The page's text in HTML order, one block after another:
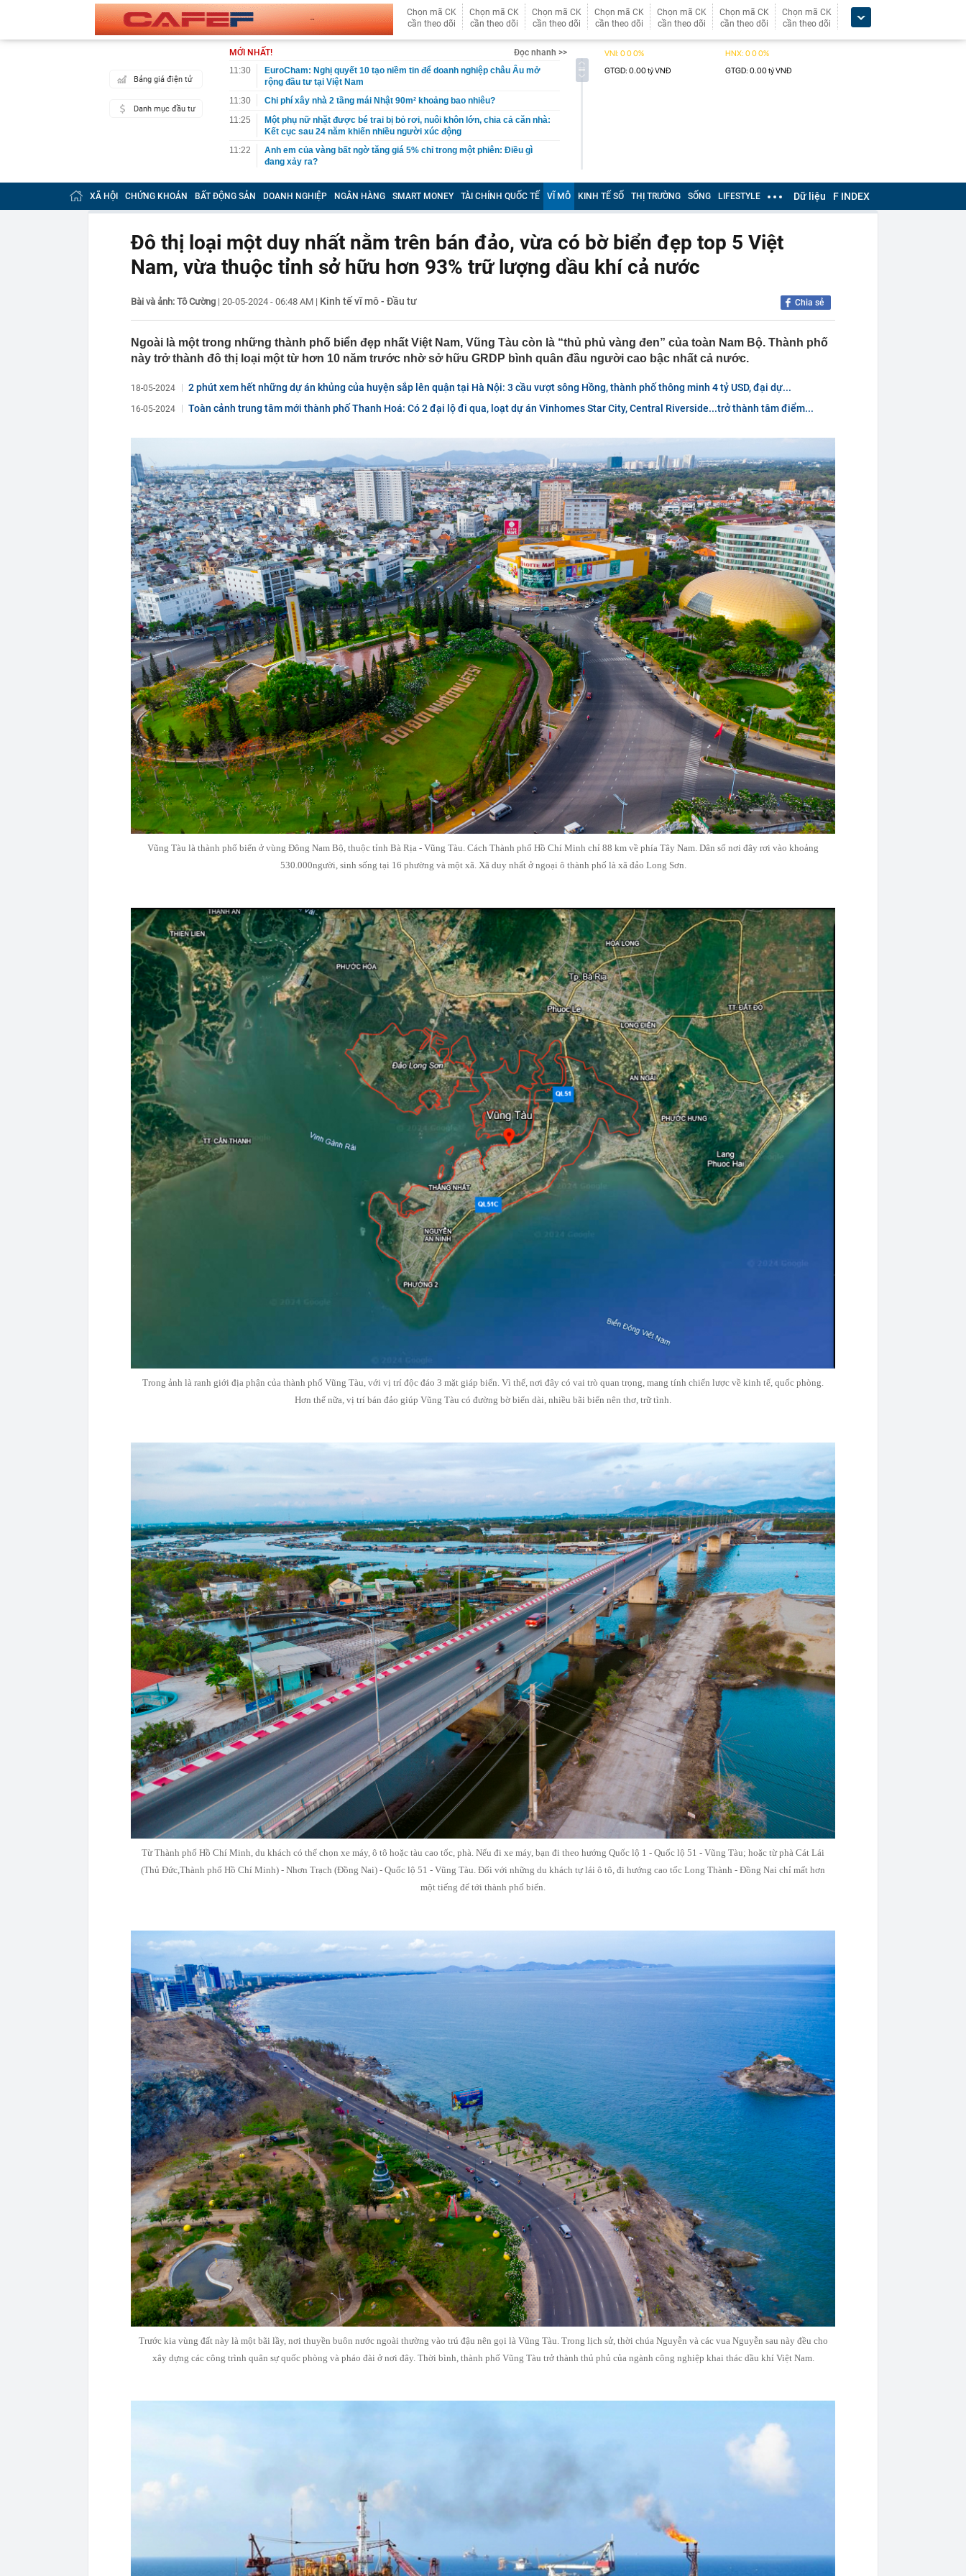
Chọn mã CK
cần theo dõi
Chọn mã CK
cần theo dõi
Chọn mã CK
cần theo dõi
Chọn mã CK
cần theo dõi
Chọn mã CK
cần theo dõi
Chọn mã CK
cần theo dõi
Chọn mã CK
cần theo dõi
Bảng giá điện tử
Danh mục đầu tư
MỚI NHẤT!
Đọc nhanh >>
11:30
EuroCham: Nghị quyết 10 tạo niềm tin để doanh nghiệp châu Âu mở
rộng đầu tư tại Việt Nam
11:30
Chi phí xây nhà 2 tầng mái Nhật 90m² khoảng bao nhiêu?
11:25
Một phụ nữ nhặt được bé trai bị bỏ rơi, nuôi khôn lớn, chia cả căn nhà:
Kết cục sau 24 năm khiến nhiều người xúc động
11:22
Anh em của vàng bất ngờ tăng giá 5% chỉ trong một phiên: Điều gì
đang xảy ra?
11:22
Đề xuất phương án NGHỈ TẾT NGUYÊN ĐÁN ĐINH MÙI, NGHỈ LỄ
QUỐC KHÁNH 2027
11:21
Phong tỏa khu vực, thu giữ 266 hiện vật vàng trị giá hơn 26 tỷ đồng do
11:18
Lý do Suneo không thể thay thế trong Doraemon
11:16
Bamboo Capital bị huỷ tư cách công ty đại chúng
CEO DeepMind từ chức, 'công thần' lâu năm rời tập đoàn thành lập
mua, đến người bán còn ngại ăn
11:11
Tịch thu gần 700 tỷ đồng tiền mặt cùng 74 kg vàng thỏi tại một căn nhà
11:08
Tổng thống Nga Putin bất ngờ cải tổ hàng ngũ chỉ huy quân đội
11:07
Trình Quốc hội xem xét thành lập thành phố Quảng Ninh và thành phố
11:03
Ngày 7 tháng 8 là mùa thu, hãy nhớ ăn 2 món từ "2 loại rau vàng", nếu
11:02
PNJ triệu tập đại hội đồng cổ đông bất thường
11:00
Chính phủ đề xuất hơn 288 nghìn tỷ làm đường Vành đai 5 - Vùng Thủ
đô qua 7 địa phương
11:00
7 câu hỏi nên tự trả lời trước khi mua vàng
11:00
Thống nhất làm đường hầm Tam Đảo gần 5.800 tỷ đồng
10:58
Bên trong công trường dự án nâng cấp sân bay Cà Mau
XÃ HỘI CHỨNG KHOÁN BẤT ĐỘNG SẢN DOANH NGHIỆP NGÂN HÀNG SMART MONEY TÀI CHÍNH QUỐC TẾ VĨ MÔ KINH TẾ SỐ THỊ TRƯỜNG SỐNG LIFESTYLE Dữ liệu F INDEX
Đô thị loại một duy nhất nằm trên bán đảo, vừa có bờ biển đẹp top 5 Việt
Nam, vừa thuộc tỉnh sở hữu hơn 93% trữ lượng dầu khí cả nước
Bài và ảnh: Tô Cường | 20-05-2024 - 06:48 AM | Kinh tế vĩ mô - Đầu tư Chia sẻ
Ngoài là một trong những thành phố biển đẹp nhất Việt Nam, Vũng Tàu còn là “thủ phủ vàng đen” của toàn Nam Bộ. Thành phố
này trở thành đô thị loại một từ hơn 10 năm trước nhờ sở hữu GRDP bình quân đầu người cao bậc nhất cả nước.
18-05-2024 2 phút xem hết những dự án khủng của huyện sắp lên quận tại Hà Nội: 3 cầu vượt sông Hồng, thành phố thông minh 4 tỷ USD, đại dự...
16-05-2024 Toàn cảnh trung tâm mới thành phố Thanh Hoá: Có 2 đại lộ đi qua, loạt dự án Vinhomes Star City, Central Riverside...trở thành tâm điểm...
Vũng Tàu là thành phố biển ở vùng Đông Nam Bộ, thuộc tỉnh Bà Rịa - Vũng Tàu. Cách Thành phố Hồ Chí Minh chỉ 88 km về phía Tây Nam. Dân số nơi đây rơi vào khoảng
530.000người, sinh sống tại 16 phường và một xã. Xã duy nhất ở ngoại ô thành phố là xã đảo Long Sơn.
Trong ảnh là ranh giới địa phận của thành phố Vũng Tàu, với vị trí độc đáo 3 mặt giáp biển. Vì thế, nơi đây có vai trò quan trọng, mang tính chiến lược về kinh tế, quốc phòng.
Hơn thế nữa, vị trí bán đảo giúp Vũng Tàu có đường bờ biển dài, nhiều bãi biển nên thơ, trữ tình.
Từ Thành phố Hồ Chí Minh, du khách có thể chọn xe máy, ô tô hoặc tàu cao tốc, phà. Nếu đi xe máy, bạn đi theo hướng Quốc lộ 1 - Quốc lộ 51 - Vũng Tàu; hoặc từ phà Cát Lái
(Thủ Đức,Thành phố Hồ Chí Minh) - Nhơn Trạch (Đồng Nai) - Quốc lộ 51 - Vũng Tàu. Đối với những du khách tự lái ô tô, đi hướng cao tốc Long Thành - Đồng Nai chỉ mất hơn
một tiếng để tới thành phố biển.
Trước kia vùng đất này là một bãi lầy, nơi thuyền buôn nước ngoài thường vào trú đậu nên gọi là Vũng Tàu. Trong lịch sử, thời chúa Nguyễn và các vua Nguyễn sau này đều cho
xây dựng các công trình quân sự quốc phòng và pháo đài ở nơi đây. Thời bình, thành phố Vũng Tàu trở thành thủ phủ của ngành công nghiệp khai thác dầu khí Việt Nam.